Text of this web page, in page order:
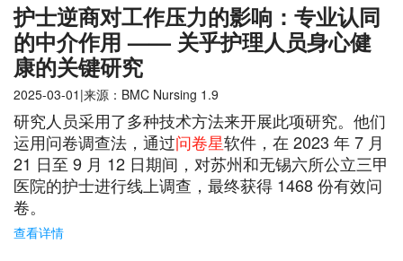
护士逆商对工作压力的影响：专业认同
的中介作用 —— 关乎护理人员身心健
康的关键研究
2025-03-01|来源：BMC Nursing 1.9
研究人员采用了多种技术方法来开展此项研究。他们
运用问卷调查法，通过问卷星软件，在 2023 年 7 月
21 日至 9 月 12 日期间，对苏州和无锡六所公立三甲
医院的护士进行线上调查，最终获得 1468 份有效问
卷。
查看详情